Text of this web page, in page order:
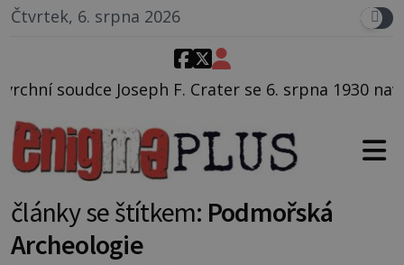
Čtvrtek, 6. srpna 2026
se 6. srpna 1930 navečeří ve své oblíbené
články se štítkem: Podmořská
Archeologie